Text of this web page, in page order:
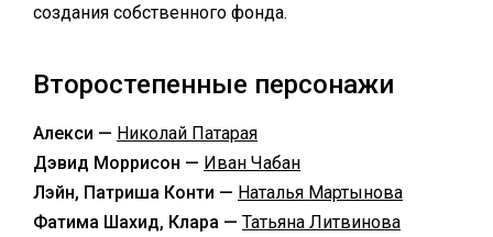
создания собственного фонда.
Второстепенные персонажи
Алекси — Николай Патарая
Дэвид Моррисон — Иван Чабан
Лэйн, Патриша Конти — Наталья Мартынова
Фатима Шахид, Клара — Татьяна Литвинова